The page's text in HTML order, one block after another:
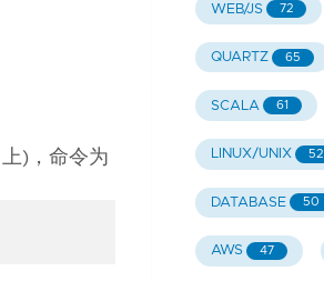
)，命令为
WEB/JS 72
QUARTZ 65
SCALA 61
LINUX/UNIX 52
DATABASE 50
AWS 47